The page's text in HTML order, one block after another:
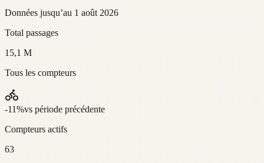
Données jusqu’au 1 août 2026
Total passages
15,1 M
Tous les compteurs
-11%vs période précédente
Compteurs actifs
63